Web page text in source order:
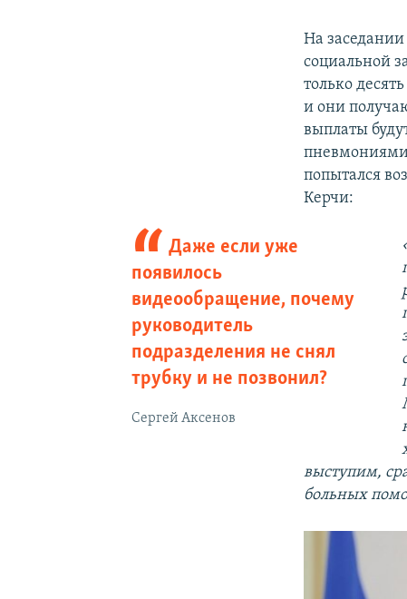
На заседании
социальной
только
и они
выплаты
попытался
Керчи:
Даже если уже
появилось
видеообращение, почему
руководитель
подразделения не снял
трубку и не позвонил?
Сергей Аксенов
выступим,
больных